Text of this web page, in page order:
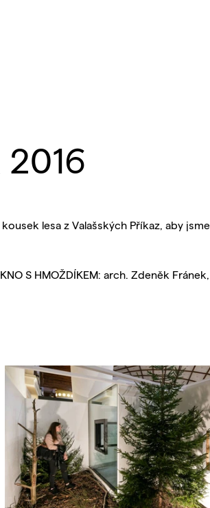
lesa z Valašských Příkaz, aby
S HMOŽDÍKEM: arch. Zdeněk